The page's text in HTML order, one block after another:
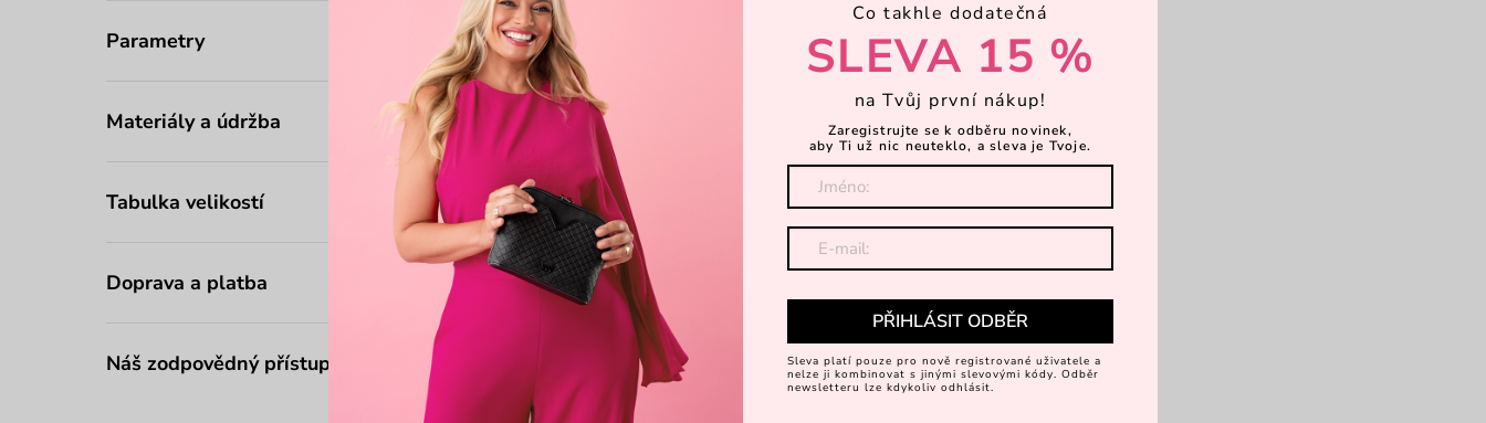
Parametry
Materiály a údržba
Tabulka velikostí
Doprava a platba
Náš zodpovědný přístup
Co takhle dodatečná
SLEVA 15 %
na Tvůj první nákup!
Zaregistrujte se k odběru novinek,
aby Ti už nic neuteklo, a sleva je Tvoje.
PŘIHLÁSIT ODBĚR
Sleva platí pouze pro nově registrované uživatele a
nelze ji kombinovat s jinými slevovými kódy. Odběr
newsletteru lze kdykoliv odhlásit.